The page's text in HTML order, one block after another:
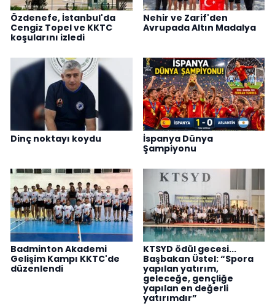
Özdenefe, İstanbul'da
Cengiz Topel ve KKTC
koşularını izledi
Nehir ve Zarif'den
Avrupada Altın Madalya
Dinç noktayı koydu
İspanya Dünya
Şampiyonu
Badminton Akademi
Gelişim Kampı KKTC'de
düzenlendi
KTSYD ödül gecesi...
Başbakan Üstel: “Spora
yapılan yatırım,
geleceğe, gençliğe
yapılan en değerli
yatırımdır”